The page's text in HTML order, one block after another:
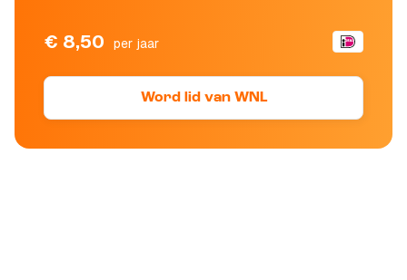
€ 8,50 per jaar
Word lid van WNL